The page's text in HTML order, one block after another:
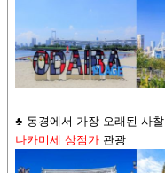
♣ 동경에서 가장 오래된 사찰
나카미세 상점가 관광